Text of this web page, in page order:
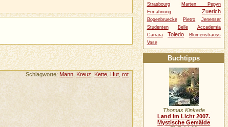
Schlagworte:Mann ,Kreuz ,Kette ,Hut ,rot
Strasbourg
Marten Pepyn
Ermahnung
Zuerich
Bogenbruecke Pietro
Jenenser
Studenten
Belle
Accademia
Carrara
Toledo
Blumenstrauss
Vase
Buchtipps
Thomas Kinkade
Land im Licht 2007.
Mystische Gemälde